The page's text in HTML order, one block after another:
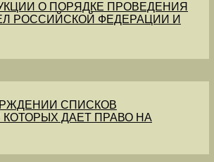
О ПОРЯДКЕ ПРОВЕДЕНИЯ
РОССИЙСКОЙ ФЕДЕРАЦИИ И
СПИСКОВ
ДАЕТ ПРАВО НА